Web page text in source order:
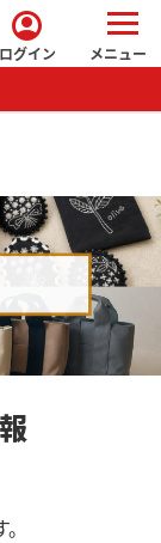
account_circle
ログイン メニュー